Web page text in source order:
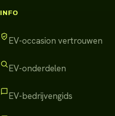
INFO
EV-occasion vertrouwen
EV-onderdelen
EV-bedrijvengids